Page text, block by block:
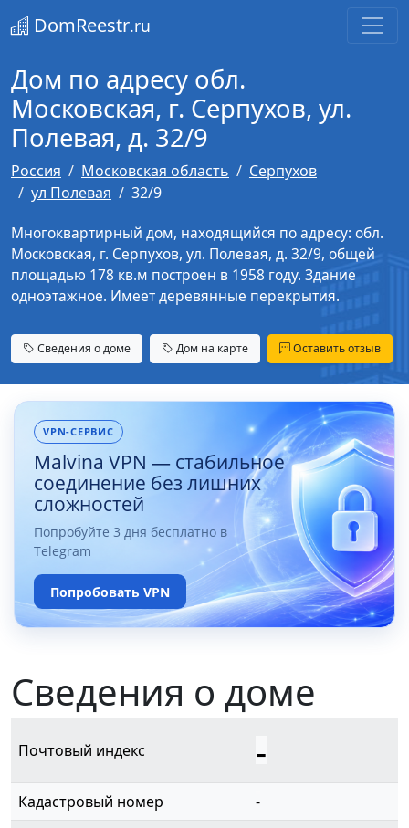
DomReestr.ru
Дом по адресу обл.
Московская, г. Серпухов, ул.
Полевая, д. 32/9
Россия Московская область
Серпухов
ул Полевая
32/9
Многоквартирный дом, находящийся по адресу: обл.
Московская, г. Серпухов, ул. Полевая, д. 32/9, общей
площадью 178 кв.м построен в 1958 году. Здание
одноэтажное. Имеет деревянные перекрытия.
Сведения о доме Дом на карте Оставить отзыв
VPN-СЕРВИС
Malvina VPN — стабильное
соединение без лишних
сложностей
Попробуйте 3 дня бесплатно в
Telegram
Попробовать VPN
Сведения о доме
Почтовый индекс -
Кадастровый номер
-